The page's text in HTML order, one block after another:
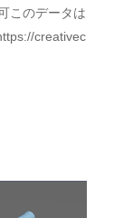
このデータは
creativec